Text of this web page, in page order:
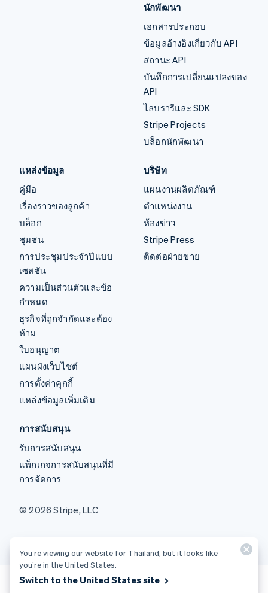
นักพัฒนา
เอกสารประกอบ
ข้อมูลอ้างอิงเกี่ยวกับ API
สถานะ API
บันทึกการเปลี่ยนแปลงของ
API
ไลบรารีและ SDK
Stripe Projects
บล็อกนักพัฒนา
แหล่งข้อมูล
คู่มือ
เรื่องราวของลูกค้า
บล็อก
ชุมชน
การประชุมประจำปีแบบ
เซสชัน
ความเป็นส่วนตัวและข้อ
กำหนด
ธุรกิจที่ถูกจำกัดและต้อง
ห้าม
ใบอนุญาต
แผนผังเว็บไซต์
การตั้งค่าคุกกี้
แหล่งข้อมูลเพิ่มเติม
บริษัท
แผนงานผลิตภัณฑ์
ตำแหน่งงาน
ห้องข่าว
Stripe Press
ติดต่อฝ่ายขาย
การสนับสนุน
รับการสนับสนุน
แพ็กเกจการสนับสนุนที่มี
การจัดการ
© 2026 Stripe, LLC
You’re viewing our website for Thailand, but it looks like
you’re in the United States.
Switch to the United States site